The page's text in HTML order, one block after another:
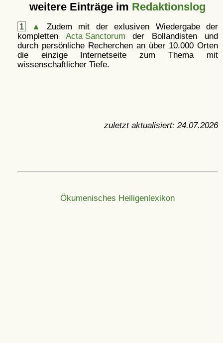
weitere Einträge im Redaktionslog
1 ▲
Zudem mit der exlusiven Wiedergabe der
kompletten Acta Sanctorum der Bollandisten und
durch persönliche Recherchen an über 10.000 Orten
die einzige Internetseite zum Thema mit
wissenschaftlicher Tiefe.
zuletzt aktualisiert: 24.07.2026
Ökumenisches Heiligenlexikon